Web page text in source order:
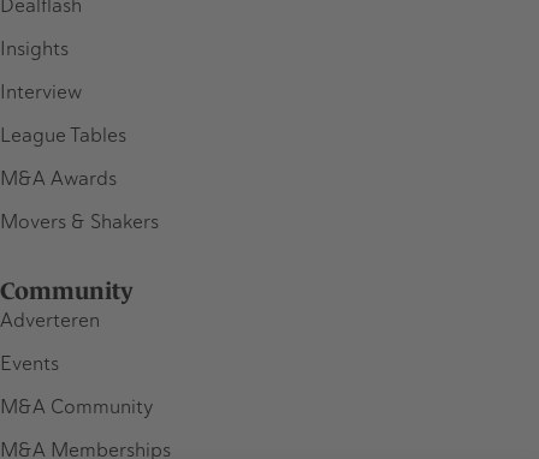
Insights
Interview
League Tables
M&A Awards
Movers & Shakers
Community
Adverteren
Events
M&A Community
M&A Memberships